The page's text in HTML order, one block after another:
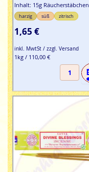
Inhalt: 15g Räucherstäbchen
harzig süß zitrisch
1,65 €
inkl. MwtSt / zzgl. Versand
1kg / 110,00 €